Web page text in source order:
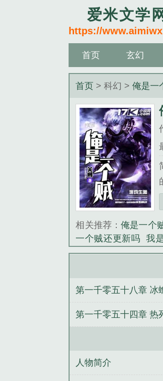
爱米文学
https://
首页 玄幻
首页 > 科幻 >俺是一
相关推荐：俺是一个
一个贼还更新吗
我
版 俺是一个贼改名了
第一千零五十八章 冰
第一千零五十四章 热
人物简介